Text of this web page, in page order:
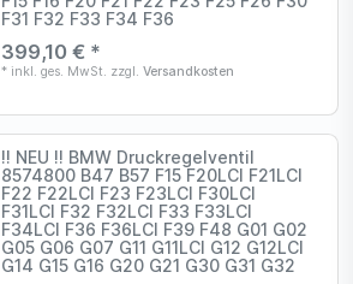
F31 F32 F33 F34 F36
399,10 € *
* inkl. ges. MwSt. zzgl.Versandkosten
!! NEU !! BMW Druckregelventil
8574800 B47 B57 F15 F20LCI F21LCI
F22 F22LCI F23 F23LCI F30LCI
F31LCI F32 F32LCI F33 F33LCI
F34LCI F36 F36LCI F39 F48 G01 G02
G05 G06 G07 G11 G11LCI G12 G12LCI
G14 G15 G16 G20 G21 G30 G31 G32